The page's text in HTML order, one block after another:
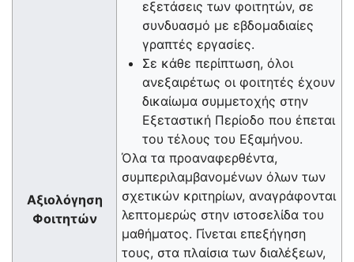
Αξιολόγηση
Φοιτητών
εξετάσεις των φοιτητών, σε
συνδυασμό με εβδομαδιαίες
γραπτές εργασίες.
Σε κάθε περίπτωση, όλοι
ανεξαιρέτως οι φοιτητές έχουν
δικαίωμα συμμετοχής στην
Εξεταστική Περίοδο που έπεται
του τέλους του Εξαμήνου.
Όλα τα προαναφερθέντα,
συμπεριλαμβανομένων όλων των
σχετικών κριτηρίων, αναγράφονται
λεπτομερώς στην ιστοσελίδα του
μαθήματος. Γίνεται επεξήγηση
τους, στα πλαίσια των διαλέξεων,